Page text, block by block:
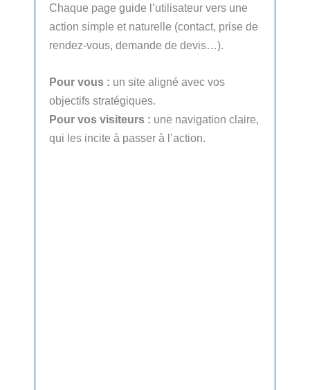
Chaque page guide l’utilisateur vers une
action simple et naturelle (contact, prise de
rendez-vous, demande de devis…).
Pour vous : un site aligné avec vos
objectifs stratégiques.
Pour vos visiteurs : une navigation claire,
qui les incite à passer à l’action.